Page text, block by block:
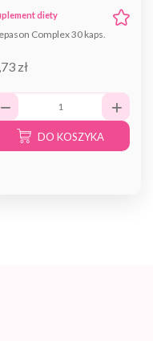
diety
Complex 30 kaps.
zł
DO KOSZYKA